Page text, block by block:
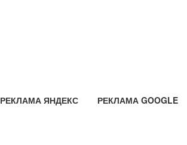
РЕКЛАМА ЯНДЕКС РЕКЛАМА GOOGLE